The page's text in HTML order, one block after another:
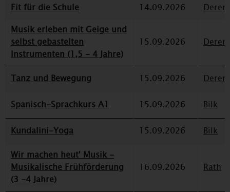
Fit für die Schule 14.09.2026
Musik erleben mit Geige und
selbst gebastelten
Instrumenten (1,5 - 4 Jahre)
15.09.2026
Tanz und Bewegung 15.09.2026
Spanisch-Sprachkurs A1 15.09.2026 Bilk
Kundalini-Yoga 15.09.2026
Bilk
Wir machen heut' Musik -
Musikalische Frühförderung
(3 -4 Jahre)
16.09.2026 Rath